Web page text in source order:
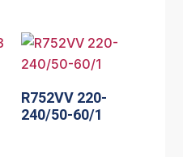
R752VV 220-
240/50-60/1